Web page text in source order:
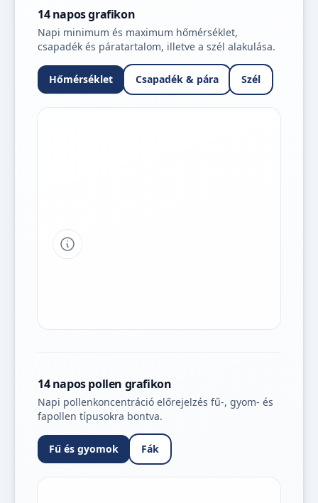
14 napos grafikon
Napi minimum és maximum hőmérséklet,
csapadék és páratartalom, illetve a szél alakulása.
Hőmérséklet Csapadék & pára Szél
Tipp a grafikon jelmagyarázatához
14 napos pollen grafikon
Napi pollenkoncentráció előrejelzés fű-, gyom- és
fapollen típusokra bontva.
Fű és gyomok Fák